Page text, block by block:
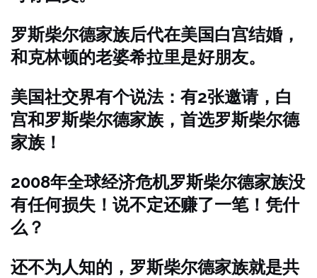
罗斯柴尔德家族后代在美国白宫结婚，
和克林顿的老婆希拉里是好朋友。
美国社交界有个说法：有2张邀请，白
宫和罗斯柴尔德家族，首选罗斯柴尔德
家族！
2008年全球经济危机罗斯柴尔德家族没
有任何损失！说不定还赚了一笔！凭什
么？
还不为人知的，罗斯柴尔德家族就是共